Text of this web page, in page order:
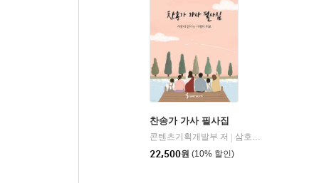
찬송가 가사 필사집
콘텐츠기획개발부 저
삼호ETM
22,500원 (10% 할인)